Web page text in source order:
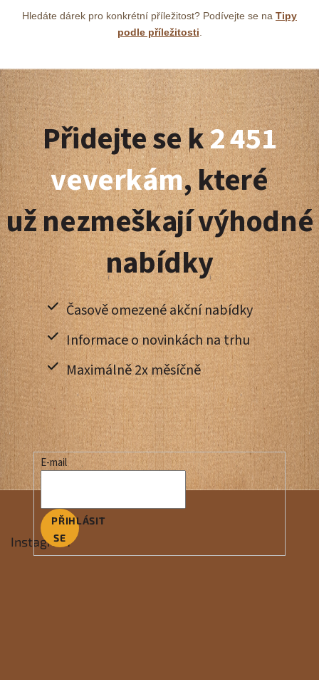
Hledáte dárek pro konkrétní příležitost? Podívejte se na Tipy
podle příležitosti
Z
á
p
a
t
í
Přidejte se k2 451
veverkám, které
už nezmeškají výhodné
nabídky
Časově omezené akční nabídky
Informace o novinkách na trhu
Maximálně 2x měsíčně
E-mail
PŘIHLÁSIT
SE
Instagram